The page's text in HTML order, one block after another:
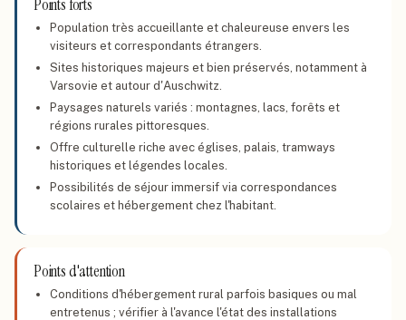
Points forts
Population très accueillante et chaleureuse envers les
visiteurs et correspondants étrangers.
Sites historiques majeurs et bien préservés, notamment à
Varsovie et autour d'Auschwitz.
Paysages naturels variés : montagnes, lacs, forêts et
régions rurales pittoresques.
Offre culturelle riche avec églises, palais, tramways
historiques et légendes locales.
Possibilités de séjour immersif via correspondances
scolaires et hébergement chez l'habitant.
Points d'attention
Conditions d'hébergement rural parfois basiques ou mal
entretenus ; vérifier à l'avance l'état des installations